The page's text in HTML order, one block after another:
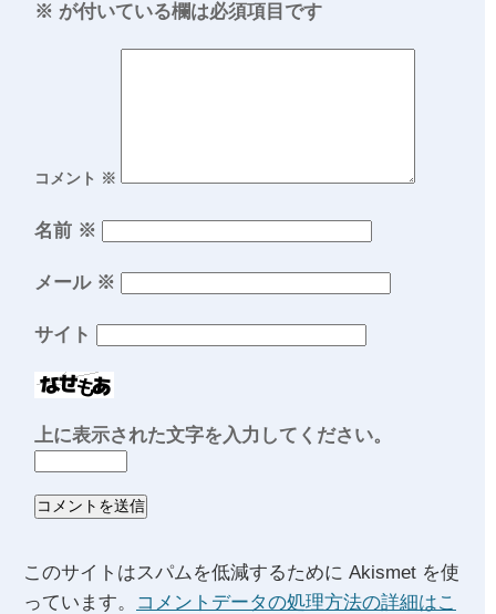
※ が付いている欄は必須項目です
コメント ※
名前 ※
メール ※
サイト
上に表示された文字を入力してください。
このサイトはスパムを低減するために Akismet を使
っています。
コメントデータの処理方法の詳細はこ